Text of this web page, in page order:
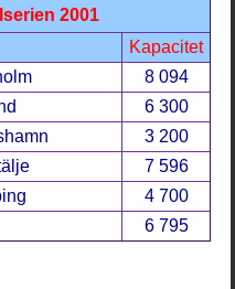
2001
Kapacitet
8 094
6 300
3 200
7 596
4 700
6 795